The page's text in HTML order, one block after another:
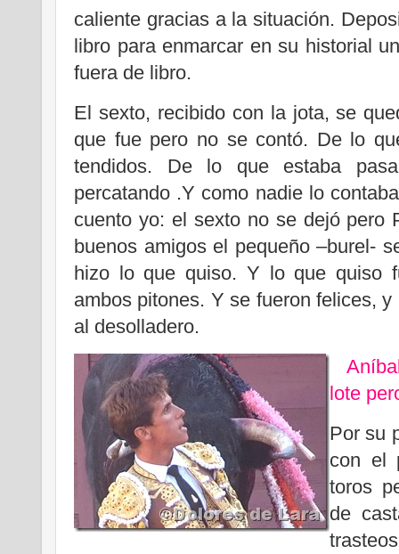
caliente gracias a la situación.
libro para enmarcar en su historial
fuera de libro.
El sexto, recibido con la jota, se
que fue pero no se contó. De lo
tendidos. De lo que estaba
percatando .Y como nadie lo
cuento yo: el sexto no se dejó pero
buenos amigos el pequeño –burel-
hizo lo que quiso. Y lo que quiso
ambos pitones. Y se fueron felices,
al desolladero.
lote
Por su
con el
toros
de